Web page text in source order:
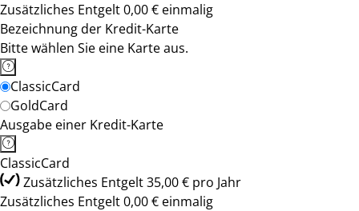
Zusätzliches Entgelt 0,00 € einmalig
Bezeichnung der Kredit-Karte
Bitte wählen Sie eine Karte aus.
ClassicCard
GoldCard
Ausgabe einer Kredit-Karte
ClassicCard
Zusätzliches Entgelt 35,00 € pro Jahr
Zusätzliches Entgelt 0,00 € einmalig